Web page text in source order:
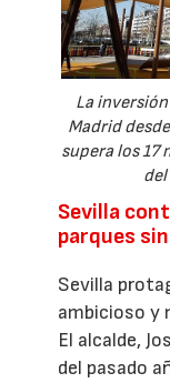
La
Madrid
supera los 17
Sevilla
parques
Sevilla
ambicioso y
El alcalde,
del pasado